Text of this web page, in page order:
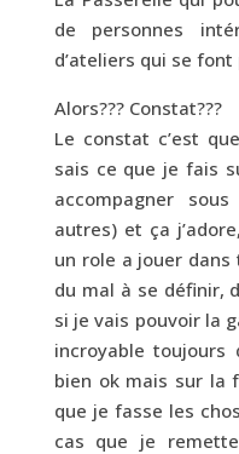
de personnes
d’ateliers qui se font
Alors??? Constat???
Le constat c’est
sais ce que je fais
accompagner
autres) et ça
un role a jouer
du mal à se définir,
si je vais pouvoir la
incroyable
bien ok mais sur la
que je fasse les
cas que je